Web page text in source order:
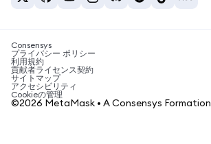
USDTの購入
SHIBの購入
BNBの購入
税制関連ニュース
暗号資産の購入方法は？
ビットコインを売るには？
Consensys
プライバシー ポリシー
利用規約
貢献者ライセンス契約
サイトマップ
アクセシビリティ
Cookieの管理
©2026 MetaMask • A Consensys Formation